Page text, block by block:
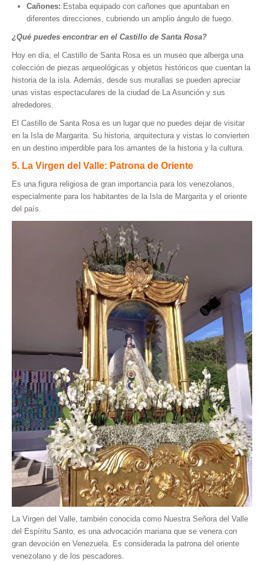
Cañones: Estaba equipado con cañones que apuntaban en
diferentes direcciones, cubriendo un amplio ángulo de fuego.
¿Qué puedes encontrar en el Castillo de Santa Rosa?
Hoy en día, el Castillo de Santa Rosa es un museo que alberga una
colección de piezas arqueológicas y objetos históricos que cuentan la
historia de la isla. Además, desde sus murallas se pueden apreciar
unas vistas espectaculares de la ciudad de La Asunción y sus
alrededores.
El Castillo de Santa Rosa es un lugar que no puedes dejar de visitar
en la Isla de Margarita. Su historia, arquitectura y vistas lo convierten
en un destino imperdible para los amantes de la historia y la cultura.
5. La Virgen del Valle: Patrona de Oriente
Es una figura religiosa de gran importancia para los venezolanos,
especialmente para los habitantes de la Isla de Margarita y el oriente
del país.
La Virgen del Valle, también conocida como Nuestra Señora del Valle
del Espíritu Santo, es una advocación mariana que se venera con
gran devoción en Venezuela. Es considerada la patrona del oriente
venezolano y de los pescadores.